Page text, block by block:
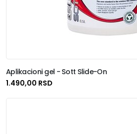
Aplikacioni gel - Sott Slide-On
1.490,00 RSD